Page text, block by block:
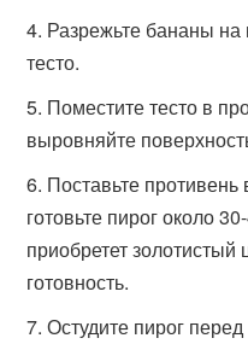
Разрежьте бананы на
тесто.
Поместите тесто в
выровняйте
Поставьте противень
готовьте пирог около
приобретет золотистый
готовность.
Остудите пирог